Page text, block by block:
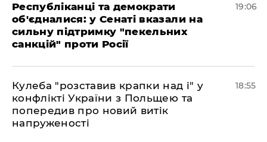
Республіканці та демократи
об'єдналися: у Сенаті вказали на
сильну підтримку "пекельних
санкцій" проти Росії
19:06
Кулеба "розставив крапки над і" у
конфлікті України з Польщею та
попередив про новий витік
напруженості
18:55